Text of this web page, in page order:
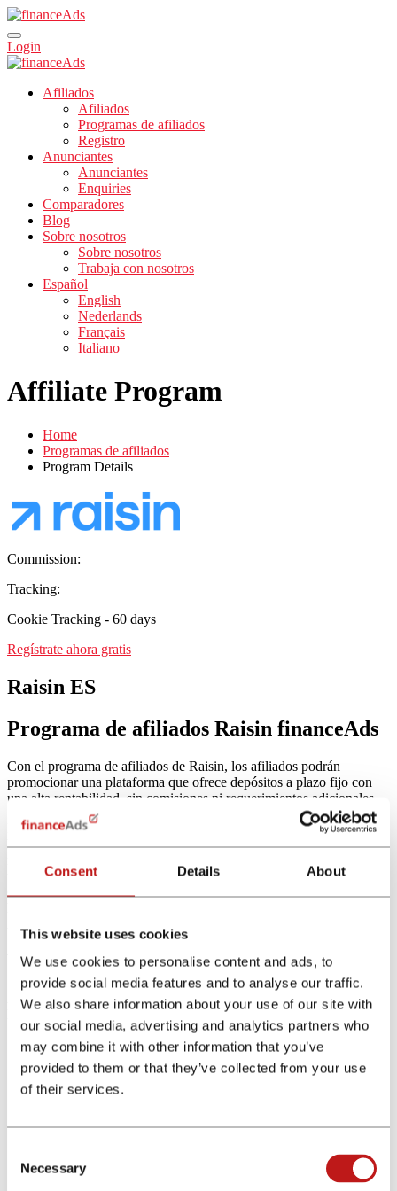
Consent Details About
This website uses cookies
We use cookies to personalise content and ads, to
provide social media features and to analyse our traffic.
We also share information about your use of our site with
our social media, advertising and analytics partners who
may combine it with other information that you’ve
provided to them or that they’ve collected from your use
of their services.
Selection
Necessary
Login
Afiliados
Afiliados
Programas de afiliados
Registro
Anunciantes
Anunciantes
Enquiries
Comparadores
Blog
Sobre nosotros
Sobre nosotros
Trabaja con nosotros
Español
English
Nederlands
Français
Italiano
Affiliate Program
Home
Programas de afiliados
Program Details
Commission:
Tracking:
Cookie Tracking - 60 days
Regístrate ahora gratis
Raisin ES
Programa de afiliados Raisin financeAds
Con el programa de afiliados de Raisin, los afiliados podrán
promocionar una plataforma que ofrece depósitos a plazo fijo con
una alta rentabilidad, sin comisiones ni requerimientos adicionales.
Raisin es la plataforma de depósitos número 1 en Europa. En 4 años
ha conseguido que más de 100.000 clientes inviertan más de 4.500
una alta rentabilidad, todos ellos protegidos por los Fondos de
Garantía de Depósitos de los países de cada banco que protegen
Ventajas del producto
Antes de sumarte al programa de afiliados de Raisin conoce todas
las ventajas de su producto.
Mayor variedad de rentabilidades y plazos
Contrata 100% online, desde donde estés
Invierte a partir de 1 € y sin cambiar de banco
Sin comisiones, ni condiciones
Condiciones del programa de afiliados
Mercados pemitidos: España